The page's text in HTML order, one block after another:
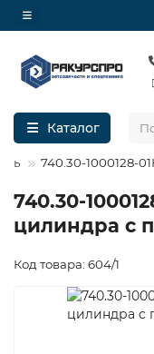
Каталог
740.30-1000128-
740.30-
цилиндра с
Код товара: 604/1